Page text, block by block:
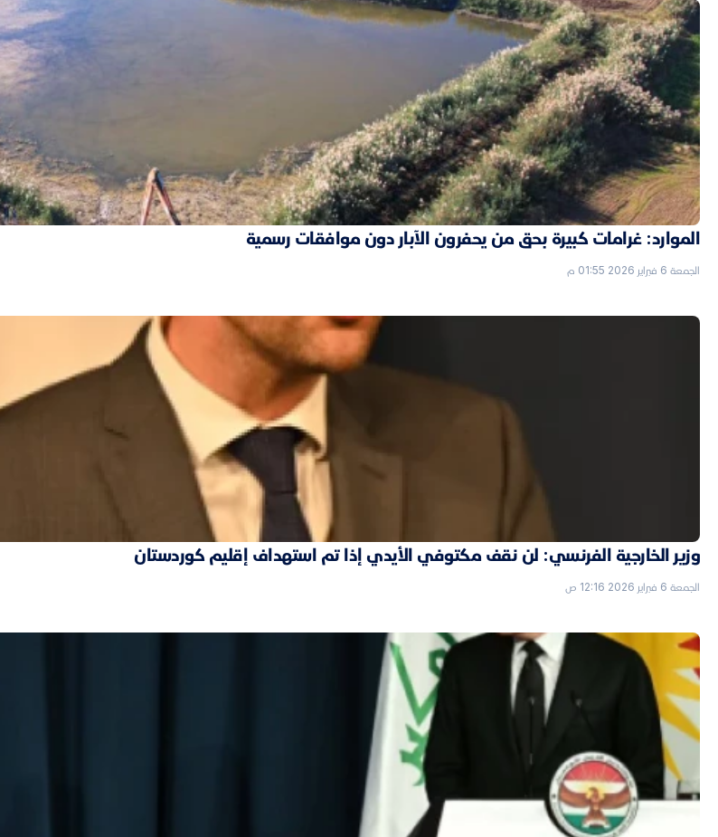
الموارد: غرامات كبيرة بحق من يحفرون الآبار دون موافقات رسمية
الجمعة 6 فبراير 2026 01:55 م
وزير الخارجية الفرنسي: لن نقف مكتوفي الأيدي إذا تم استهداف إقليم كوردستان
الجمعة 6 فبراير 2026 12:16 ص